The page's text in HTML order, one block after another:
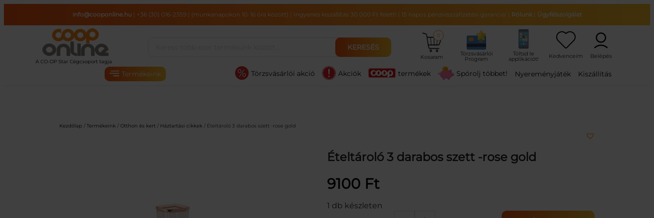
tartalomhoz
info@cooponline.hu | +36 (30) 016-2359| (munkanapokon 10-16 óra között) | Ingyenes kiszállítás 30.000 Ft felett! | 15 napos pénzvisszafizetési garancia! | Rólunk| Ügyfélszolgálat
KERESÉS
Kosaram
0
Termékeink Törzsvásárlói akció Akciók termékek Spórolj többet! Nyereményjáték Kiszállítás
Kezdőlap / Termékeink / Otthon és kert / Háztartási cikkek / Ételtároló 3 darabos szett -rose gold
Ételtároló 3 darabos szett -rose gold
9100 Ft
1 db készleten